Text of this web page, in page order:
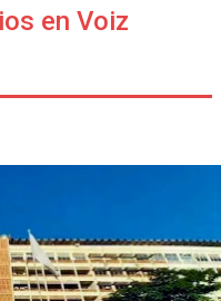
en Voiz